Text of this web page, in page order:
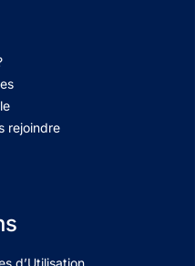
rejoindre
d’Utilisation